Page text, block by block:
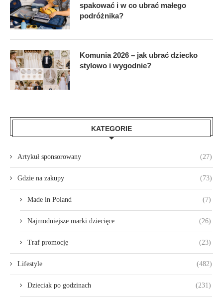
spakować i w co ubrać małego
podróżnika?
Komunia 2026 – jak ubrać dziecko
stylowo i wygodnie?
KATEGORIE
Artykuł sponsorowany (27)
Gdzie na zakupy (73)
Made in Poland (7)
Najmodniejsze marki dziecięce (26)
Traf promocję (23)
Lifestyle (482)
Dzieciak po godzinach (231)